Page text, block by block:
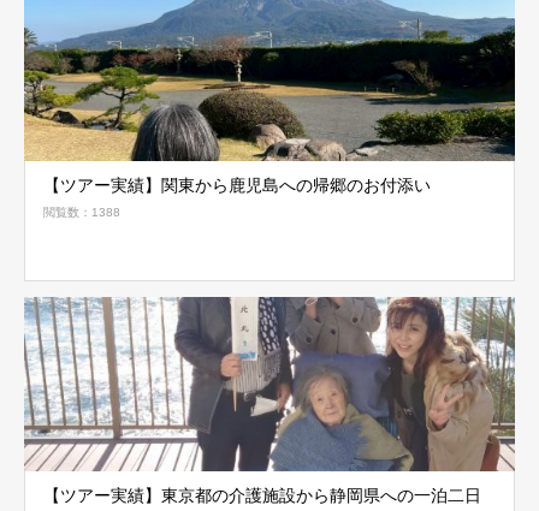
【ツアー実績】関東から鹿児島への帰郷のお付添い
閲覧数：1388
【ツアー実績】東京都の介護施設から静岡県への一泊二日